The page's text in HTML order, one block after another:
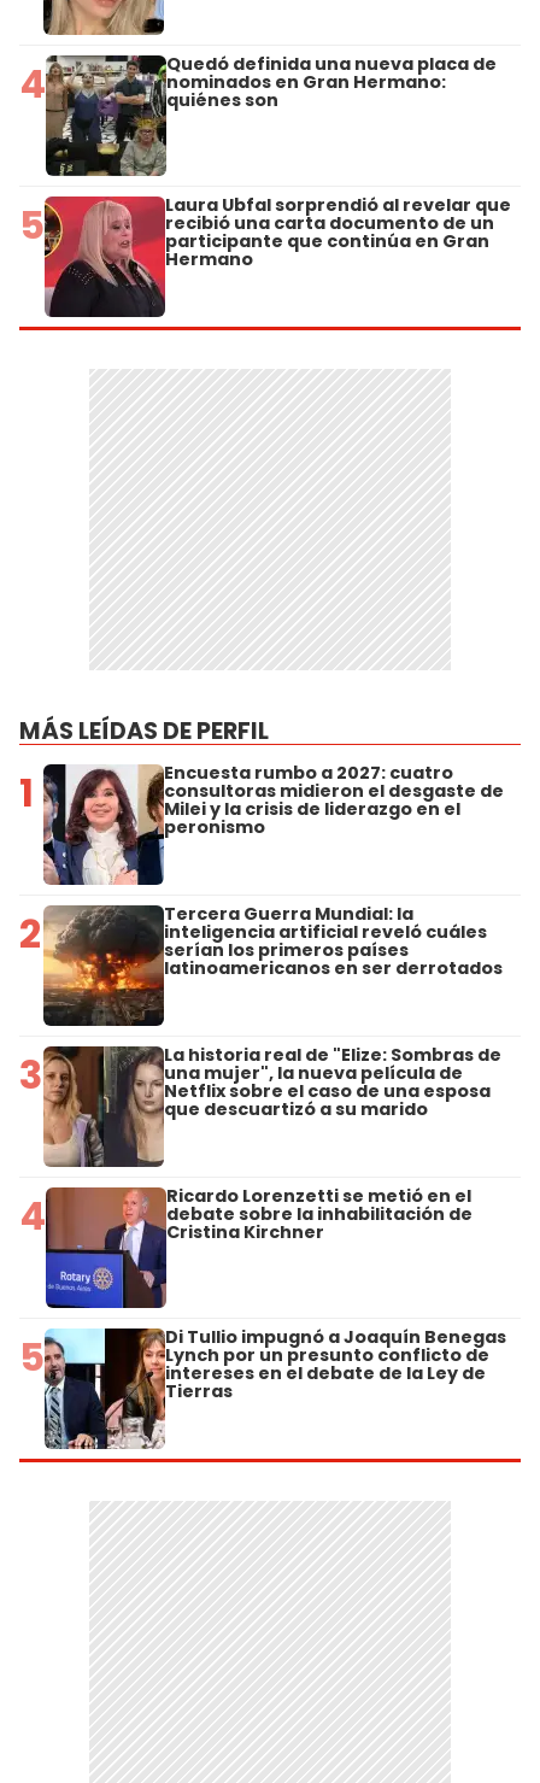
4 Quedó definida una nueva placa de
nominados en Gran Hermano:
quiénes son
5 Laura Ubfal sorprendió al revelar que
recibió una carta documento de un
participante que continúa en Gran
Hermano
MÁS LEÍDAS DE PERFIL
1 Encuesta rumbo a 2027: cuatro
consultoras midieron el desgaste de
Milei y la crisis de liderazgo en el
peronismo
2 Tercera Guerra Mundial: la
inteligencia artificial reveló cuáles
serían los primeros países
latinoamericanos en ser derrotados
3 La historia real de "Elize: Sombras de
una mujer", la nueva película de
Netflix sobre el caso de una esposa
que descuartizó a su marido
4 Ricardo Lorenzetti se metió en el
debate sobre la inhabilitación de
Cristina Kirchner
5 Di Tullio impugnó a Joaquín Benegas
Lynch por un presunto conflicto de
intereses en el debate de la Ley de
Tierras